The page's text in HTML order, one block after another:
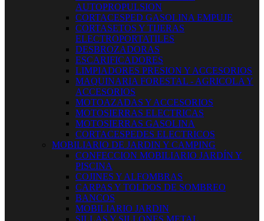
AUTOPROPULSION
CORTACESPED GASOLINA EMPUJE
CORTASETOS Y TIJERAS
ELECTROPORTATILES
DESBROZADORAS
ESCARIFICADORES
LIMPIADORES PRESION Y ACCESORIOS
MAQUINARIA FORESTAL - AGRICOLA Y
ACCESORIOS
MOTOAZADAS Y ACCESORIOS
MOTOSIERRAS ELECTRICAS
MOTOSIERRAS GASOLINA
CORTACESPEDES ELECTRICOS
MOBILIARIO DE JARDIN Y CAMPING
CONFECCION MOBILIARIO JARDÍN Y
PISCINA
COJINES Y ALFOMBRAS
CARPAS Y TOLDOS DE SOMBREO
BANCOS
MOBILIARIO JARDIN
SILLAS Y SILLONES METAL